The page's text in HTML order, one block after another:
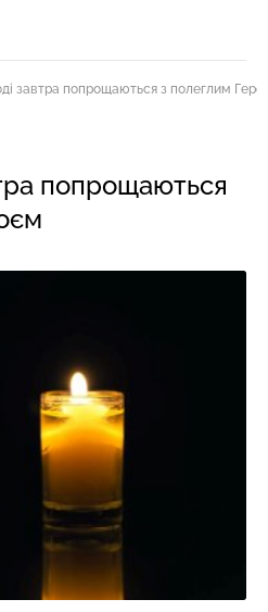
завтра попрощаються з полеглим
попрощаються